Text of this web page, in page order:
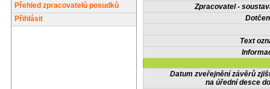
Přehled zpracovatelů posudků
Přihlásit
Zpracovatel -
Text
Datum zveřejnění závěrů
na úřední desce